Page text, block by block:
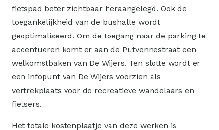
fietspad beter zichtbaar heraangelegd. Ook de
toegankelijkheid van de bushalte wordt
geoptimaliseerd. Om de toegang naar de parking te
accentueren komt er aan de Putvennestraat een
welkomstbaken van De Wijers. Ten slotte wordt er
een infopunt van De Wijers voorzien als
vertrekplaats voor de recreatieve wandelaars en
fietsers.
Het totale kostenplaatje van deze werken is